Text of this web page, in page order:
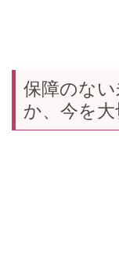
保障のな
か、今を